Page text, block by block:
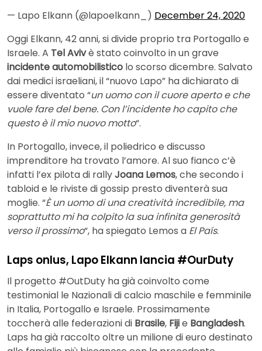
— Lapo Elkann (@lapoelkann_) December 24, 2020
Oggi Elkann, 42 anni, si divide proprio tra Portogallo e
Israele. A Tel Avivè stato coinvolto in un grave
incidente automobilistico lo scorso dicembre. Salvato
dai medici israeliani, il “nuovo Lapo” ha dichiarato di
essere diventato “un uomo con il cuore aperto e che
vuole fare del bene. Con l’incidente ho capito che
questo è il mio nuovo motto“.
In Portogallo, invece, il poliedrico e discusso
imprenditore ha trovato l’amore. Al suo fianco c’è
infatti l’ex pilota di rallyJoana Lemos, che secondo i
tabloid e le riviste di gossip presto diventerà sua
moglie. “È un uomo di una creatività incredibile, ma
soprattutto mi ha colpito la sua infinita generosità
verso il prossimo“, ha spiegato Lemos a El País.
Laps onlus, Lapo Elkann lancia #OurDuty
Il progetto #OutDuty ha già coinvolto come
testimonial le Nazionali di calcio maschile e femminile
in Italia, Portogallo e Israele. Prossimamente
toccherà alle federazioni di Brasile, Fijie Bangladesh.
Laps ha già raccolto oltre un milione di euro destinato